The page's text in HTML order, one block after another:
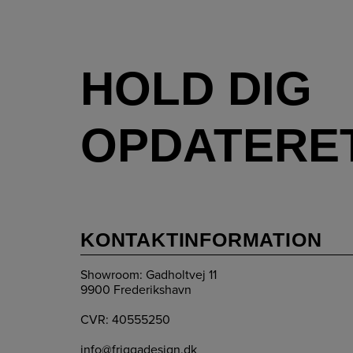
HOLD DIG
KONTAKTINFORMATION
Showroom: Gadholtvej 11
9900 Frederikshavn
CVR: 40555250